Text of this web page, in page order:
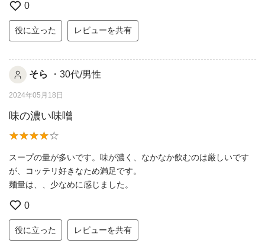
0
役に立った レビューを共有
そら ・30代/男性
2024年05月18日
味の濃い味噌
スープの量が多いです。味が濃く、なかなか飲むのは厳しいです
が、コッテリ好きなため満足です。
麺量は、、少なめに感じました。
0
役に立った レビューを共有